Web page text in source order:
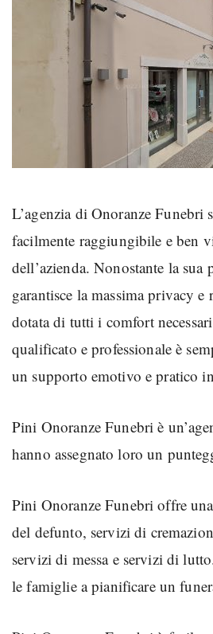
L’agenzia di Onoranze
facilmente raggiungibile e ben
dell’azienda. Nonostante la
garantisce la massima privacy
dotata di tutti i comfort
qualificato e professionale è
un supporto emotivo e pratico
Pini Onoranze Funebri è
hanno assegnato loro un
Pini Onoranze Funebri offre
del defunto, servizi di
servizi di messa e servizi di
le famiglie a pianificare un